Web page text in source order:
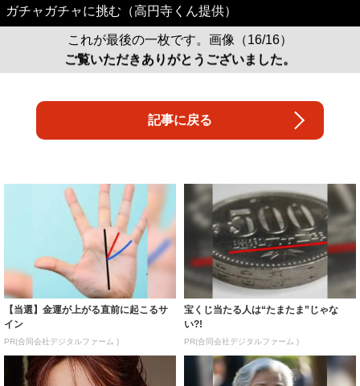
ガチャガチャに挑む（高円寺くん提供）
これが最後の一枚です。画像（16/16）
ご覧いただきありがとうございました。
記事に戻る
【当選】金運が上がる直前に起こるサ
イン
PR(合同会社デジタルファーム )
宝くじ当たる人は“たまたま”じゃな
い?!
PR(合同会社デジタルファーム )